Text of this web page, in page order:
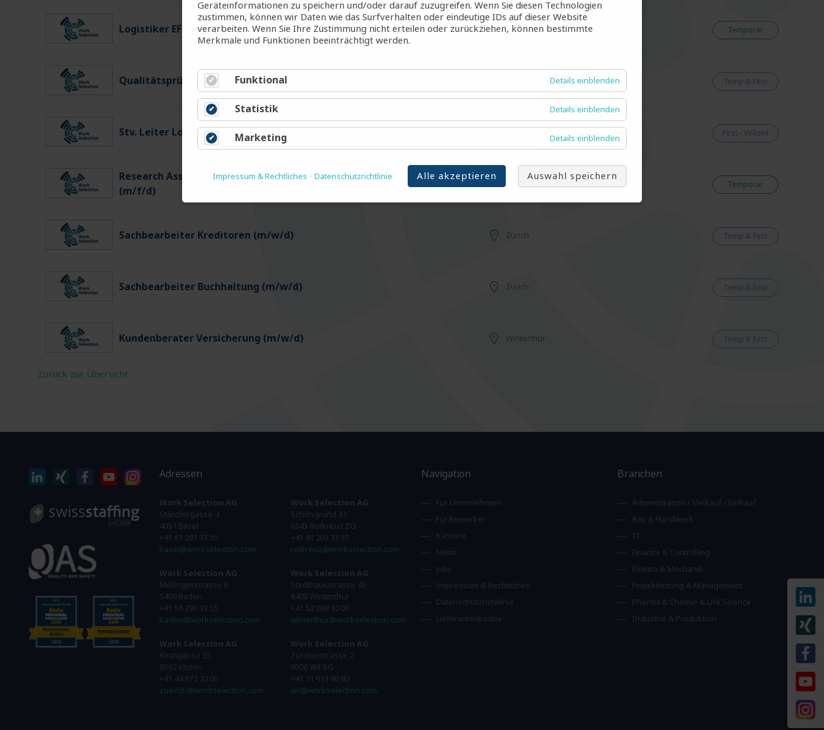
Logistiker EFZ (m/w/d) Liestal Temporär
Qualitätsprüfer Wareneingang (m/w/d) Temp & Fest
Stv. Leiter Logistik Ost (m/w/d) Fest - Vollzeit
Research Associate for in vivo Nonmalignant Hematology Research
(m/f/d)
Basel Temporär
Sachbearbeiter Kreditoren (m/w/d) Zürich Temp & Fest
Sachbearbeiter Buchhaltung (m/w/d) Zürich Temp & Fest
Kundenberater Versicherung (m/w/d) Winterthur Temp & Fest
Zurück zur Übersicht
Adressen
Work Selection AG
Stänzlergasse 4
4051 Basel
+41 61 281 33 55
basel@workselection.com
Work Selection AG
Mellingerstrasse 6
5400 Baden
+41 56 296 33 55
baden@workselection.com
Work Selection AG
Kirchgasse 33
8302 Kloten
+41 44 872 70 00
zuerich@workselection.com
Work Selection AG
Schöngrund 31
6343 Rotkreuz ZG
+41 41 203 33 55
rotkreuz@workselection.com
Work Selection AG
Stadthausstrasse 43
8400 Winterthur
+41 52 269 10 00
winterthur@workselection.com
Work Selection AG
Zürcherstrasse 2
9500 Wil SG
+41 71 913 80 80
wil@workselection.com
Navigation
Für Unternehmen
Für Bewerber
Karriere
News
Jobs
Impressum & Rechtliches
Datenschutzrichtlinie
Lieferantenkodex
Branchen
Administration / Verkauf / Einkauf
Bau & Handwerk
IT
Finance & Controlling
Elektro & Mechanik
Projektleitung & Management
Pharma & Chemie & Life Science
Industrie & Produktion
Geräteinformationen zu speichern und/oder darauf zuzugreifen. Wenn Sie diesen Technologien
zustimmen, können wir Daten wie das Surfverhalten oder eindeutige IDs auf dieser Website
verarbeiten. Wenn Sie Ihre Zustimmung nicht erteilen oder zurückziehen, können bestimmte
Merkmale und Funktionen beeinträchtigt werden.
Funktional Details einblenden
Statistik Details einblenden
Marketing Details einblenden
Auswahl speichern
Alle akzeptieren
Impressum & Rechtliches Datenschutzrichtlinie